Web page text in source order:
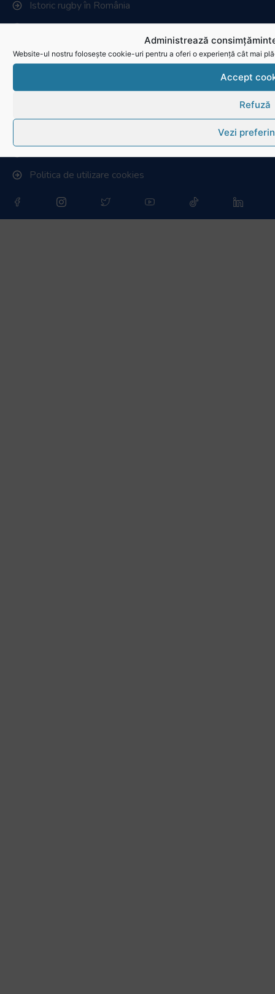
Administrează
Website-ul nostru folosește cookie-uri pentru a oferi o experiență cât mai
Accept
Refuză
Vezi
Istoric rugby în România
Cluburi afiliate la FRR
Stadionul național de rugby
Info - Anunțuri
Link-uri utile
Politica de utilizare cookies